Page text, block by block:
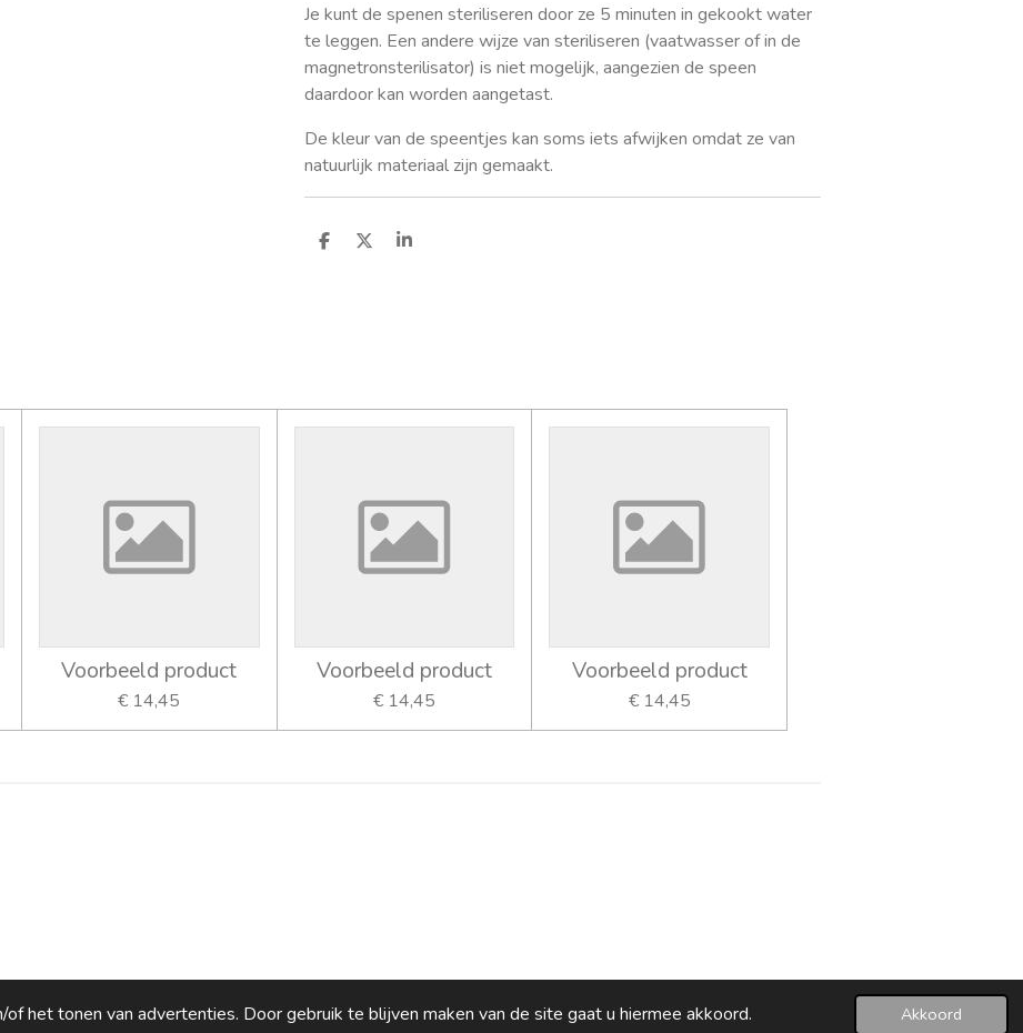
het tonen van advertenties. Door gebruik te blijven maken van de site gaat u hiermee akkoord. Akkoord
Je kunt de spenen steriliseren door ze 5 minuten in gekookt water
te leggen. Een andere wijze van steriliseren (vaatwasser of in de
magnetronsterilisator) is niet mogelijk, aangezien de speen
daardoor kan worden aangetast.
De kleur van de speentjes kan soms iets afwijken omdat ze van
natuurlijk materiaal zijn gemaakt.
D
D
S
Voorbeeld product
€ 14,45
Voorbeeld product
€ 14,45
Voorbeeld product
€ 14,45